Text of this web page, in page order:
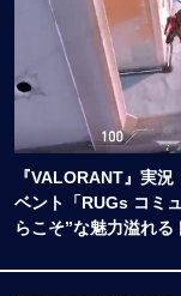
『VALORANT』実
ベント「RUGs コミ
らこそ”な魅力溢れ